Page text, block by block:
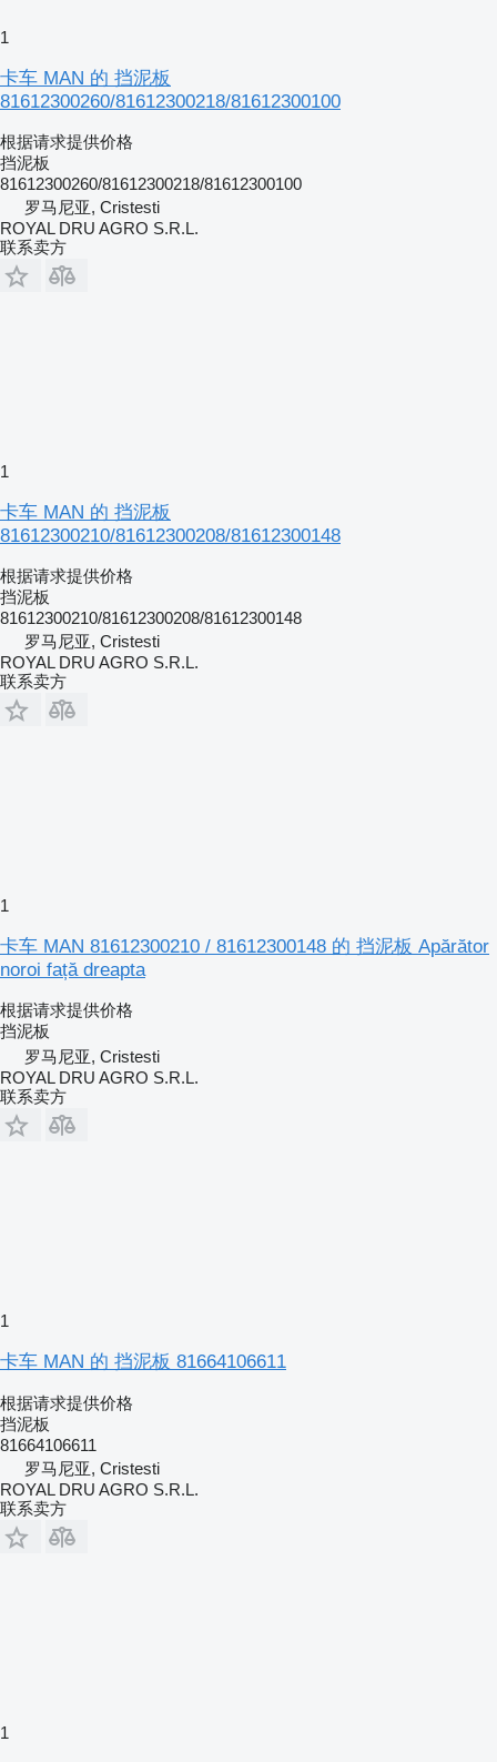
1
卡车 MAN 的 挡泥板
81612300260/81612300218/81612300100
根据请求提供价格
挡泥板
81612300260/81612300218/81612300100
罗马尼亚, Cristesti
ROYAL DRU AGRO S.R.L.
联系卖方
1
卡车 MAN 的 挡泥板
81612300210/81612300208/81612300148
根据请求提供价格
挡泥板
81612300210/81612300208/81612300148
罗马尼亚, Cristesti
ROYAL DRU AGRO S.R.L.
联系卖方
1
卡车 MAN 81612300210 / 81612300148 的 挡泥板 Apărător
noroi față dreapta
根据请求提供价格
挡泥板
罗马尼亚, Cristesti
ROYAL DRU AGRO S.R.L.
联系卖方
1
卡车 MAN 的 挡泥板 81664106611
根据请求提供价格
挡泥板
81664106611
罗马尼亚, Cristesti
ROYAL DRU AGRO S.R.L.
联系卖方
1